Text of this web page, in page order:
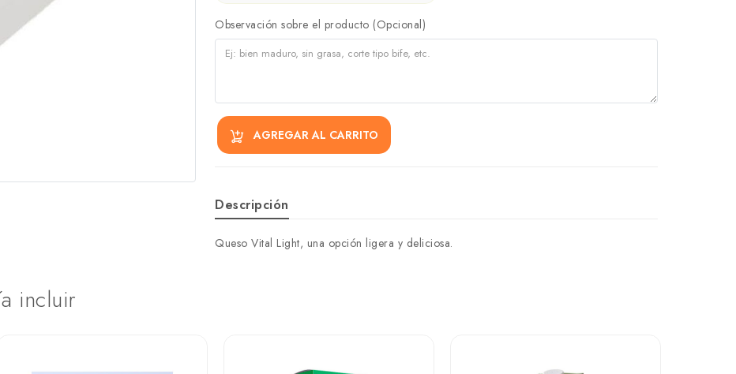
Observación sobre el producto (Opcional)
AGREGAR AL CARRITO
Descripción
Queso Vital Light, una opción ligera y deliciosa.
incluir